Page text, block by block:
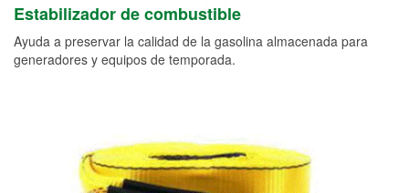
Estabilizador de combustible
Ayuda a preservar la calidad de la gasolina almacenada para
generadores y equipos de temporada.